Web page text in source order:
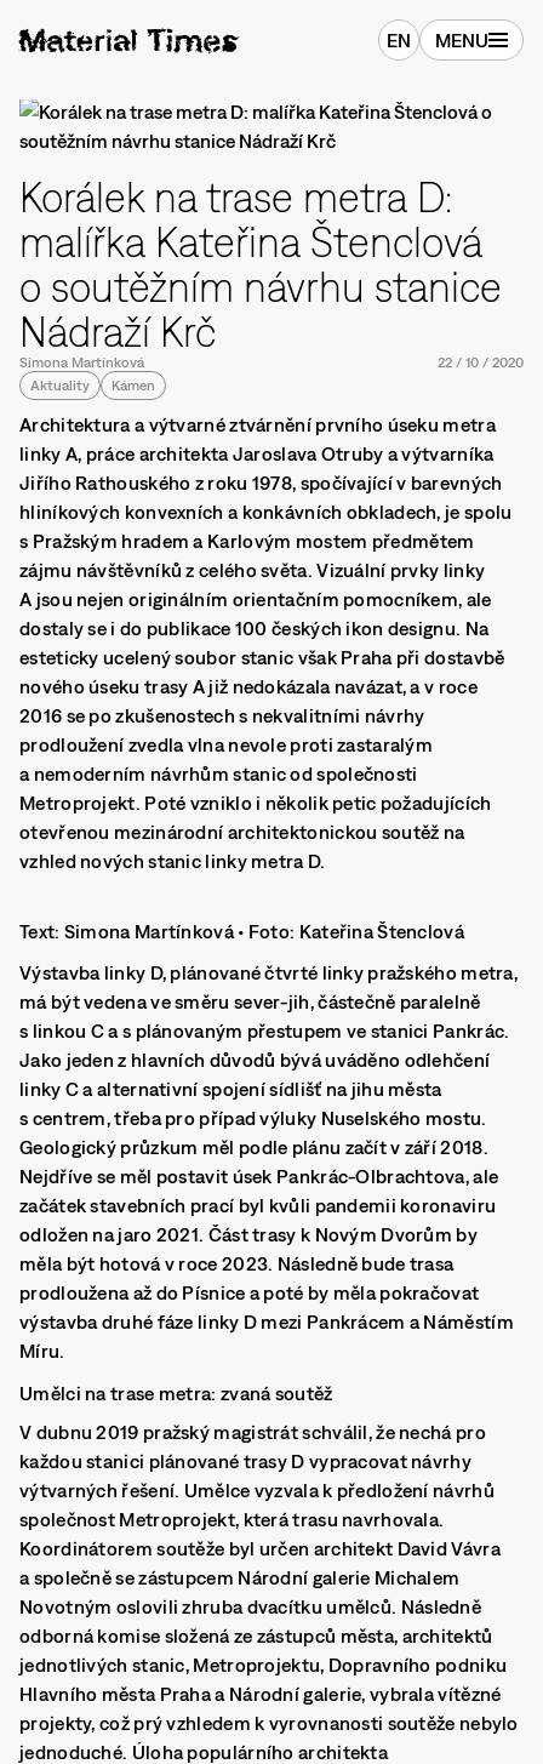
EN MENU
Korálek na trase metra D:
malířka Kateřina Štenclová
o soutěžním návrhu stanice
Nádraží Krč
Simona Martínková 22 / 10 / 2020
Aktuality
Kámen
Architektura a výtvarné ztvárnění prvního úseku metra
linky A, práce architekta Jaroslava Otruby a výtvarníka
Jiřího Rathouského z roku 1978, spočívající v barevných
hliníkových konvexních a konkávních obkladech, je spolu
s Pražským hradem a Karlovým mostem předmětem
zájmu návštěvníků z celého světa. Vizuální prvky linky
A jsou nejen originálním orientačním pomocníkem, ale
dostaly se i do publikace 100 českých ikon designu. Na
esteticky ucelený soubor stanic však Praha při dostavbě
nového úseku trasy A již nedokázala navázat, a v roce
2016 se po zkušenostech s nekvalitními návrhy
prodloužení zvedla vlna nevole proti zastaralým
a nemoderním návrhům stanic od společnosti
Metroprojekt. Poté vzniklo i několik petic požadujících
otevřenou mezinárodní architektonickou soutěž na
vzhled nových stanic linky metra D.
Text: Simona Martínková • Foto: Kateřina Štenclová
Výstavba linky D, plánované čtvrté linky pražského metra,
má být vedena ve směru sever-jih, částečně paralelně
s linkou C a s plánovaným přestupem ve stanici Pankrác.
Jako jeden z hlavních důvodů bývá uváděno odlehčení
linky C a alternativní spojení sídlišť na jihu města
s centrem, třeba pro případ výluky Nuselského mostu.
Geologický průzkum měl podle plánu začít v září 2018.
Nejdříve se měl postavit úsek Pankrác-Olbrachtova, ale
začátek stavebních prací byl kvůli pandemii koronaviru
odložen na jaro 2021. Část trasy k Novým Dvorům by
měla být hotová v roce 2023. Následně bude trasa
prodloužena až do Písnice a poté by měla pokračovat
výstavba druhé fáze linky D mezi Pankrácem a Náměstím
Míru.
Umělci na trase metra: zvaná soutěž
V dubnu 2019 pražský magistrát schválil, že nechá pro
každou stanici plánované trasy D vypracovat návrhy
výtvarných řešení. Umělce vyzvala k předložení návrhů
společnost Metroprojekt, která trasu navrhovala.
Koordinátorem soutěže byl určen architekt David Vávra
a společně se zástupcem Národní galerie Michalem
Novotným oslovili zhruba dvacítku umělců. Následně
odborná komise složená ze zástupců města, architektů
jednotlivých stanic, Metroprojektu, Dopravního podniku
Hlavního města Praha a Národní galerie, vybrala vítězné
projekty, což prý vzhledem k vyrovnanosti soutěže nebylo
jednoduché. Úloha populárního architekta